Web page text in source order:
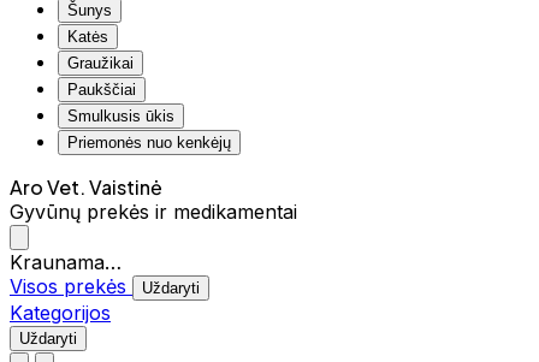
Šunys
Katės
Graužikai
Paukščiai
Smulkusis ūkis
Priemonės nuo kenkėjų
Aro Vet. Vaistinė
Gyvūnų prekės ir medikamentai
Kraunama…
Visos prekės
Uždaryti
Kategorijos
Uždaryti